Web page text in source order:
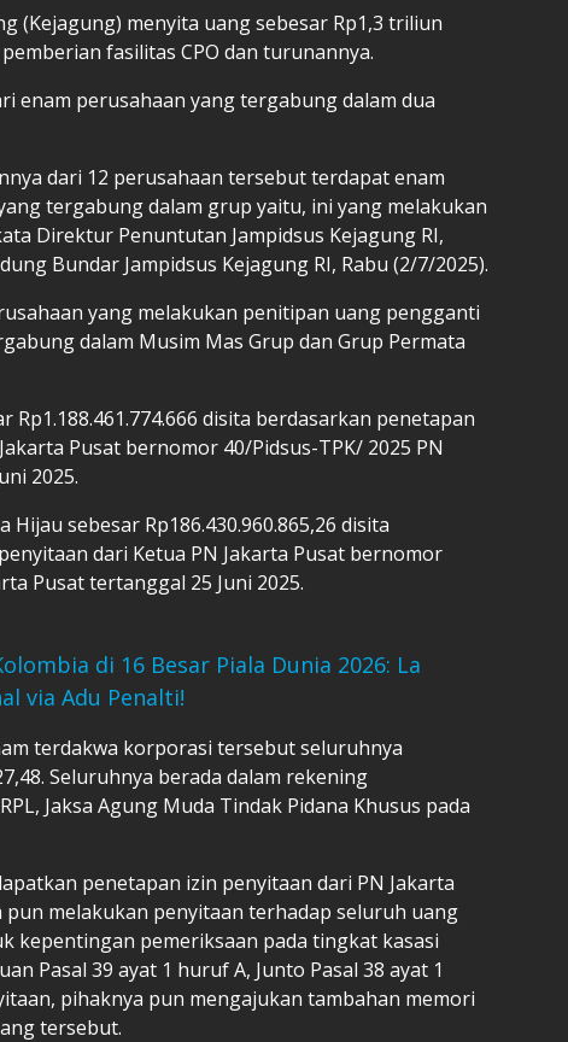
(Kejagung) menyita uang sebesar Rp1,3 triliun
fasilitas CPO dan turunannya.
enam perusahaan yang tergabung dalam dua
dari 12 perusahaan tersebut terdapat enam
tergabung dalam grup yaitu, ini yang melakukan
Direktur Penuntutan Jampidsus Kejagung RI,
Bundar Jampidsus Kejagung RI, Rabu (2/7/2025).
yang melakukan penitipan uang pengganti
dalam Musim Mas Grup dan Grup Permata
Rp1.188.461.774.666 disita berdasarkan penetapan
Pusat bernomor 40/Pidsus-TPK/ 2025 PN
2025.
sebesar Rp186.430.960.865,26 disita
dari Ketua PN Jakarta Pusat bernomor
Pusat tertanggal 25 Juni 2025.
di 16 Besar Piala Dunia 2026: La
via Adu Penalti!
terdakwa korporasi tersebut seluruhnya
Seluruhnya berada dalam rekening
Jaksa Agung Muda Tindak Pidana Khusus pada
penetapan izin penyitaan dari PN Jakarta
pun melakukan penyitaan terhadap seluruh uang
kepentingan pemeriksaan pada tingkat kasasi
Pasal 39 ayat 1 huruf A, Junto Pasal 38 ayat 1
pihaknya pun mengajukan tambahan memori
tersebut.